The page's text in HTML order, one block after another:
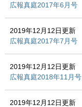
広報真庭2017年6月号
2019年12月12日更新
広報真庭2017年7月号
2019年12月12日更新
広報真庭2018年11月号
2019年12月12日更新